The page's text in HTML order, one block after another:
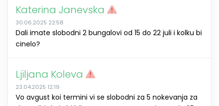
Katerina Janevska
30.06.2025 22:58
Dali imate slobodni 2 bungalovi od 15 do 22 juli i kolku bi
cinelo?
Ljiljana Koleva
23.04.2025 12:19
Vo avgust koi termini vi se slobodni za 5 nokevanja za